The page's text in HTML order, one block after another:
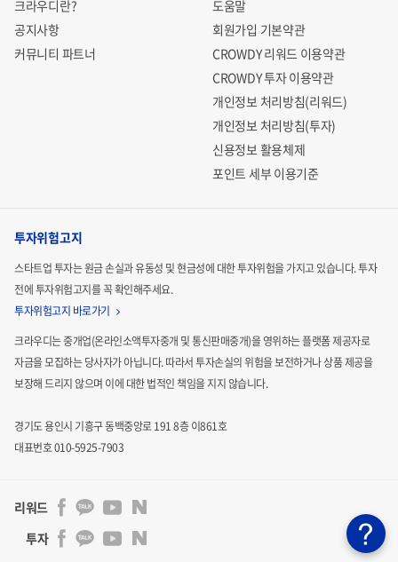
크라우디란?
공지사항
커뮤니티 파트너
도움말
회원가입 기본약관
CROWDY 리워드 이용약관
CROWDY 투자 이용약관
개인정보 처리방침(리워드)
개인정보 처리방침(투자)
신용정보 활용체제
포인트 세부 이용기준
투자위험고지
스타트업 투자는 원금 손실과 유동성 및 현금성에 대한 투자위험을 가지고 있습니다.투자
전에 투자위험고지를 꼭 확인해주세요.
투자위험고지 바로가기
크라우디는 중개업(온라인소액투자중개 및 통신판매중개)을 영위하는 플랫폼 제공자로
자금을 모집하는당사자가 아닙니다. 따라서 투자손실의 위험을 보전하거나 상품 제공을
보장해 드리지 않으며 이에 대한 법적인 책임을 지지 않습니다.
경기도 용인시 기흥구 동백중앙로 191 8층 이861호
대표번호 010-5925-7903
리워드
투자